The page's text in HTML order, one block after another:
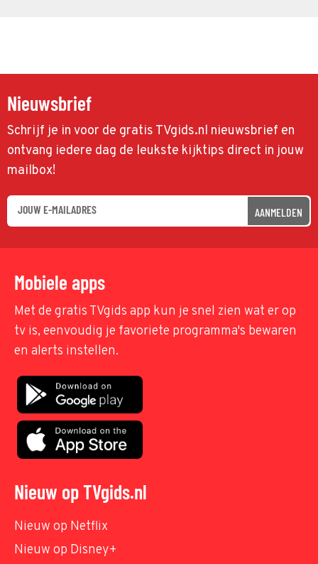
Nieuwsbrief
Schrijf je in voor de gratis TVgids.nl nieuwsbrief en
ontvang iedere dag de leukste kijktips direct in jouw
mailbox!
AANMELDEN
Mobiele apps
Met de gratis TVgids app kun je snel zien wat er op
tv is, eenvoudig je favoriete programma's bewaren
en alerts instellen.
Nieuw op TVgids.nl
Nieuw op Netflix
Nieuw op Disney+